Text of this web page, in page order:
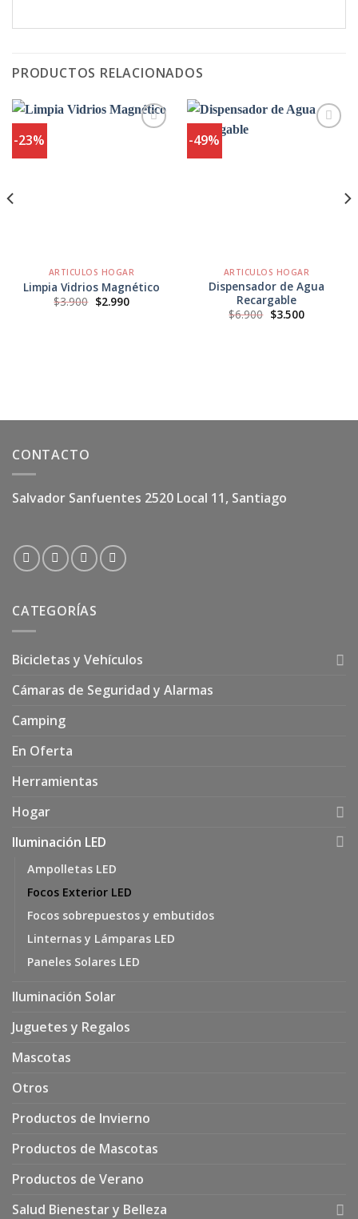
PRODUCTOS RELACIONADOS
-23%
ARTICULOS HOGAR
Limpia Vidrios Magnético
$3.900 El
precio
$2.990El
precio
-49%
ARTICULOS HOGAR
Dispensador de Agua
Recargable
$6.900 El
precio
$3.500El
CONTACTO
Salvador Sanfuentes 2520 Local 11, Santiago
CATEGORÍAS
Bicicletas y Vehículos
Cámaras de Seguridad y Alarmas
Camping
En Oferta
Herramientas
Hogar
Iluminación LED
Ampolletas LED
Focos Exterior LED
Focos sobrepuestos y embutidos
Linternas y Lámparas LED
Paneles Solares LED
Iluminación Solar
Juguetes y Regalos
Mascotas
Otros
Productos de Invierno
Productos de Mascotas
Productos de Verano
Salud Bienestar y Belleza